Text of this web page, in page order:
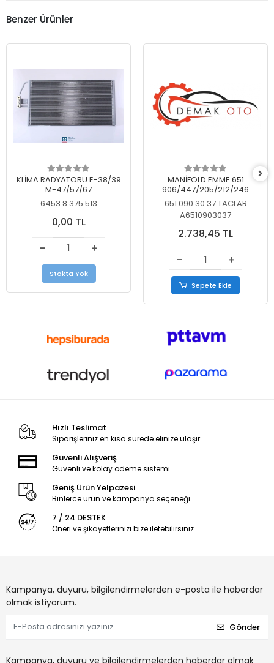
Benzer Ürünler
KLİMA RADYATÖRÜ E-38/39
M-47/57/67
6453 8 375 513
0,00 TL
Stokta Yok
MANİFOLD EMME 651
906/447/205/212/246
KELEBEKSİZ
651 090 30 37 TACLAR
A6510903037
2.738,45 TL
Sepete Ekle
Hızlı Teslimat
Siparişleriniz en kısa sürede elinize ulaşır.
Güvenli Alışveriş
Güvenli ve kolay ödeme sistemi
Geniş Ürün Yelpazesi
Binlerce ürün ve kampanya seçeneği
7 / 24 DESTEK
Öneri ve şikayetlerinizi bize iletebilirsiniz.
Kampanya, duyuru, bilgilendirmelerden e-posta ile haberdar
olmak istiyorum.
Gönder
Kampanya, duyuru ve bilgilendirmelerden haberdar olmak